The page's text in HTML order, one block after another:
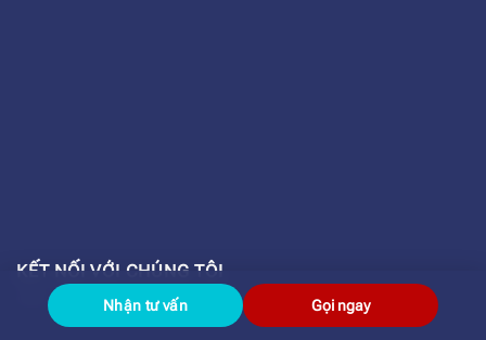
KẾT NỐI VỚI CHÚNG TÔI
Nhận tư vấn Gọi ngay